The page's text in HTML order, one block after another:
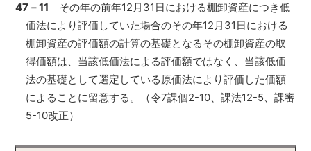
47－11 その年の前年12月31日における棚卸資産につき低
価法により評価していた場合のその年12月31日における
棚卸資産の評価額の計算の基礎となるその棚卸資産の取
得価額は、当該低価法による評価額ではなく、当該低価
法の基礎として選定している原価法により評価した価額
によることに留意する。（令7課個2-10、課法12-5、課審
5-10改正）